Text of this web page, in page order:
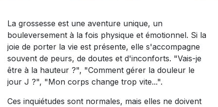
La grossesse est une aventure unique, un
bouleversement à la fois physique et émotionnel. Si la
joie de porter la vie est présente, elle s'accompagne
souvent de peurs, de doutes et d'inconforts. "Vais-je
être à la hauteur ?", "Comment gérer la douleur le
jour J ?", "Mon corps change trop vite...".
Ces inquiétudes sont normales, mais elles ne doivent